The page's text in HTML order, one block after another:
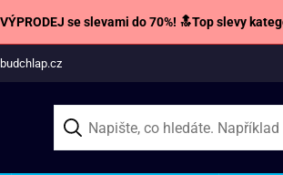
se slevami do 70%! 🔝Top slevy